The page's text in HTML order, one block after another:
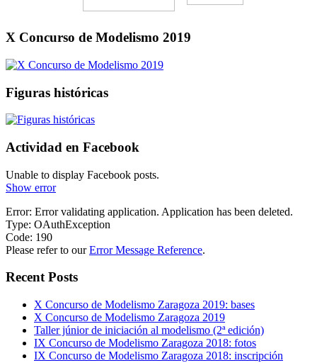
X Concurso de Modelismo 2019
Figuras históricas
Actividad en Facebook
Unable to display Facebook posts.
Show error
Error: Error validating application. Application has been deleted.
Type: OAuthException
Code: 190
Please refer to ourError Message Reference.
Recent Posts
X Concurso de Modelismo Zaragoza 2019: bases
X Concurso de Modelismo Zaragoza 2019
Taller júnior de iniciación al modelismo (2ª edición)
IX Concurso de Modelismo Zaragoza 2018: fotos
IX Concurso de Modelismo Zaragoza 2018: inscripción